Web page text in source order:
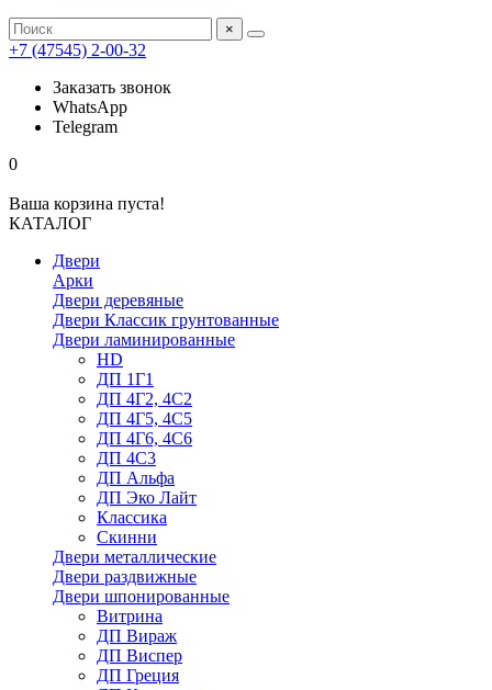
×
+7 (47545) 2-00-32
Заказать звонок
WhatsApp
Telegram
0
Ваша корзина пуста!
КАТАЛОГ
Двери
Арки
Двери деревяные
Двери Классик грунтованные
Двери ламинированные
HD
ДП 1Г1
ДП 4Г2, 4С2
ДП 4Г5, 4С5
ДП 4Г6, 4С6
ДП 4С3
ДП Альфа
ДП Эко Лайт
Классика
Скинни
Двери металлические
Двери раздвижные
Двери шпонированные
Витрина
ДП Вираж
ДП Виспер
ДП Греция